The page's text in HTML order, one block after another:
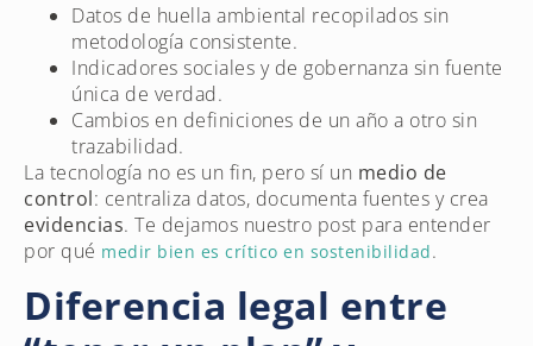
Datos de huella ambiental recopilados sin
metodología consistente.
Indicadores sociales y de gobernanza sin fuente
única de verdad.
Cambios en definiciones de un año a otro sin
trazabilidad.
La tecnología no es un fin, pero sí un medio de
control: centraliza datos, documenta fuentes y crea
evidencias. Te dejamos nuestro post para entender
por qué medir bien es crítico en sostenibilidad.
Diferencia legal entre